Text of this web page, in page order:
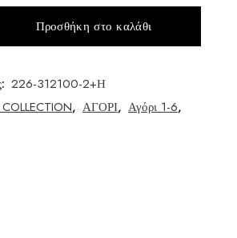
Προσθήκη στο καλάθι
226-312100-2+Η
, ΑΓΟΡΙ, Αγόρι 1-6,